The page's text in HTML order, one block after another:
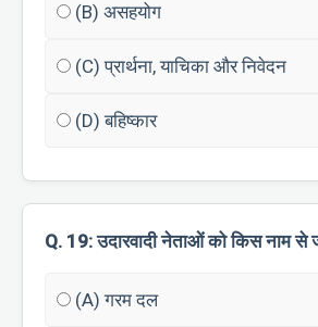
(B) असहयोग
(C) प्रार्थना, याचिका और निवेदन
(D) बहिष्कार
Q. 19: उदारवादी नेताओं को किस नाम से
(A) गरम दल